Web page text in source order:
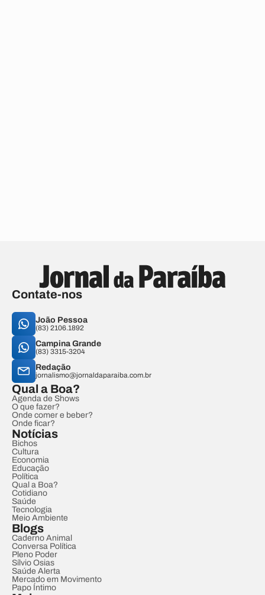
Contate-nos
João Pessoa
(83) 2106.1892
Campina Grande
(83) 3315-3204
Redação
jornalismo@jornaldaparaiba.com.br
Qual a Boa?
Agenda de Shows
O que fazer?
Onde comer e beber?
Onde ficar?
Notícias
Bichos
Cultura
Economia
Educação
Política
Qual a Boa?
Cotidiano
Saúde
Tecnologia
Meio Ambiente
Blogs
Caderno Animal
Conversa Política
Pleno Poder
Sílvio Osias
Saúde Alerta
Mercado em Movimento
Papo Íntimo